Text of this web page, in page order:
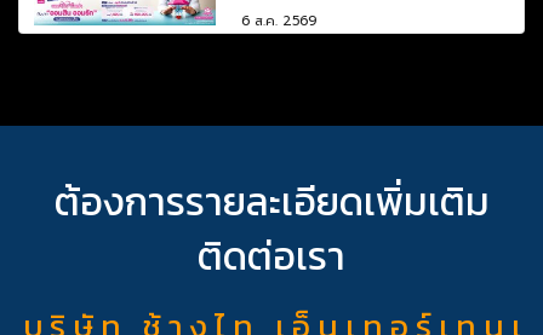
6 ส.ค. 2569
ต้องการรายละเอียดเพิ่มเติม
ติดต่อเรา
บ ริ ษั ท ช้ า ง ไ ท เ อ็ น เ ท อ ร์ เ ท น เ